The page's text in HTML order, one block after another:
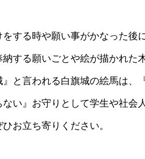
する時や願い事がかなった後に
する願いごとや絵が描かれた
』と言われる白旗城の絵馬は、
ない』お守りとして学生や社会
お立ち寄りください。